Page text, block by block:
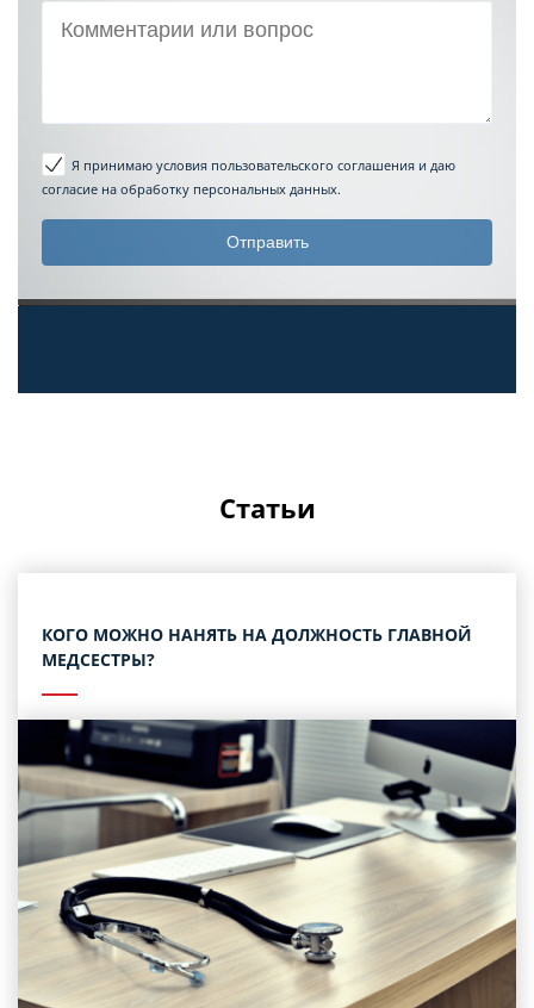
Я принимаю условия пользовательского соглашения и даю
согласие на обработку персональных данных.
Статьи
КОГО МОЖНО НАНЯТЬ НА ДОЛЖНОСТЬ ГЛАВНОЙ
МЕДСЕСТРЫ?